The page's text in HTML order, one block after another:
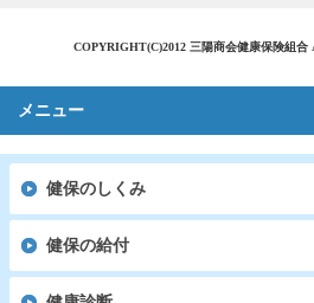
COPYRIGHT(C)2012 三陽商会健康保険組
メニュー
健保のしくみ
健保の給付